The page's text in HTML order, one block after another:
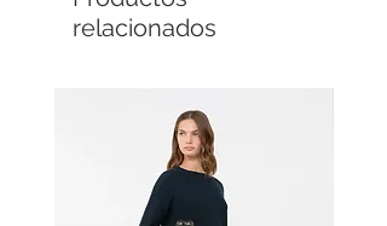
relacionados